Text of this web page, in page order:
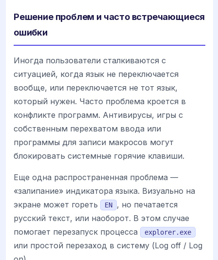
Решение проблем и часто встречающиеся
ошибки
Иногда пользователи сталкиваются с
ситуацией, когда язык не переключается
вообще, или переключается не тот язык,
который нужен. Часто проблема кроется в
конфликте программ. Антивирусы, игры с
собственным перехватом ввода или
программы для записи макросов могут
блокировать системные горячие клавиши.
Еще одна распространенная проблема —
«залипание» индикатора языка. Визуально на
экране может гореть
EN
, но печатается
русский текст, или наоборот. В этом случае
помогает перезапуск процесса
explorer.exe
или простой перезаход в систему (Log off / Log